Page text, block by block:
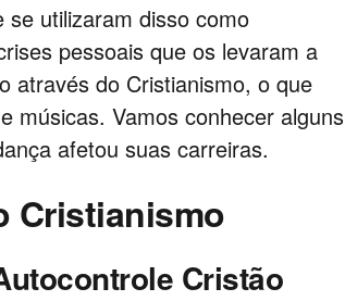
se utilizaram disso como
pessoais que os levaram a
através do Cristianismo, o que
músicas. Vamos conhecer alguns
afetou suas carreiras.
Cristianismo
Cristão